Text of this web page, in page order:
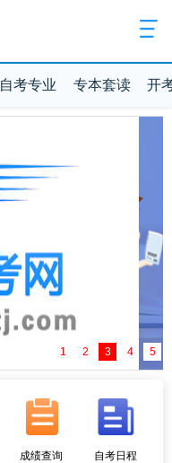
自考专业 专本套读 开
1 2 3 4 5
成绩查询 自考日程